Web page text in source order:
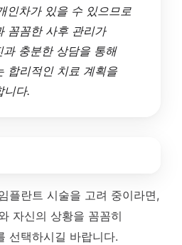
인차가 있을 수 있으므로
꼼꼼한 사후 관리가
과 충분한 상담을 통해
합리적인 치료 계획을
니다.
플란트 시술을 고려 중이라면,
자신의 상황을 꼼꼼히
선택하시길 바랍니다.